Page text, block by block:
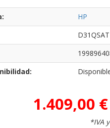
HP
D31QSAT
1.409,00 €
*IVA